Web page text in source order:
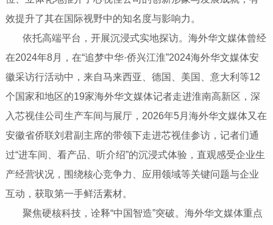
效提升了其在国际视野中的知名度与影响力。
依托高端平台，开展沉浸式实地探访‌。海外华文媒体曾经
在2024年8月，在“追梦中华·侨兴江淮”2024海外华文媒体安
徽采访行活动中，来自马来西亚、德国、美国、意大利等12
个国家和地区的19家海外华文媒体记者走进淮南高新区，深
入芯视佳公司生产车间与展厅，2026年5月海外华文媒体又在
安徽省侨联刘君副主席的带领下走进芯视佳参访，记者们通
过“进车间、看产品、听介绍”的沉浸式体验，直观感受企业生
产经营状况，围绕核心竞争力、应用领域等关键问题与企业
互动，获取第一手鲜活素材。
聚焦硬核科技，诠释“中国智造”突破‌。海外华文媒体重点